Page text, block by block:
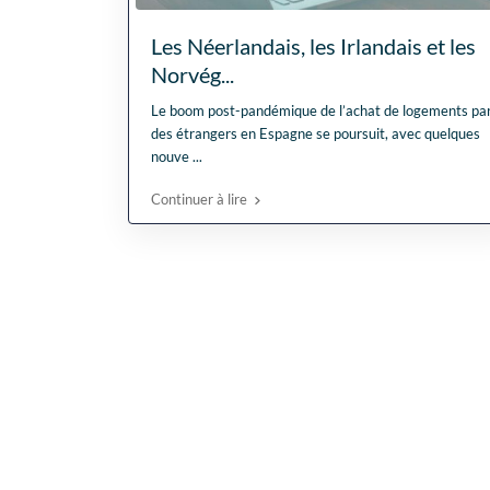
Les Néerlandais, les Irlandais et les
Norvég...
Le boom post-pandémique de l’achat de logements
des étrangers en Espagne se poursuit, avec quelques
nouve...
Continuer à lire